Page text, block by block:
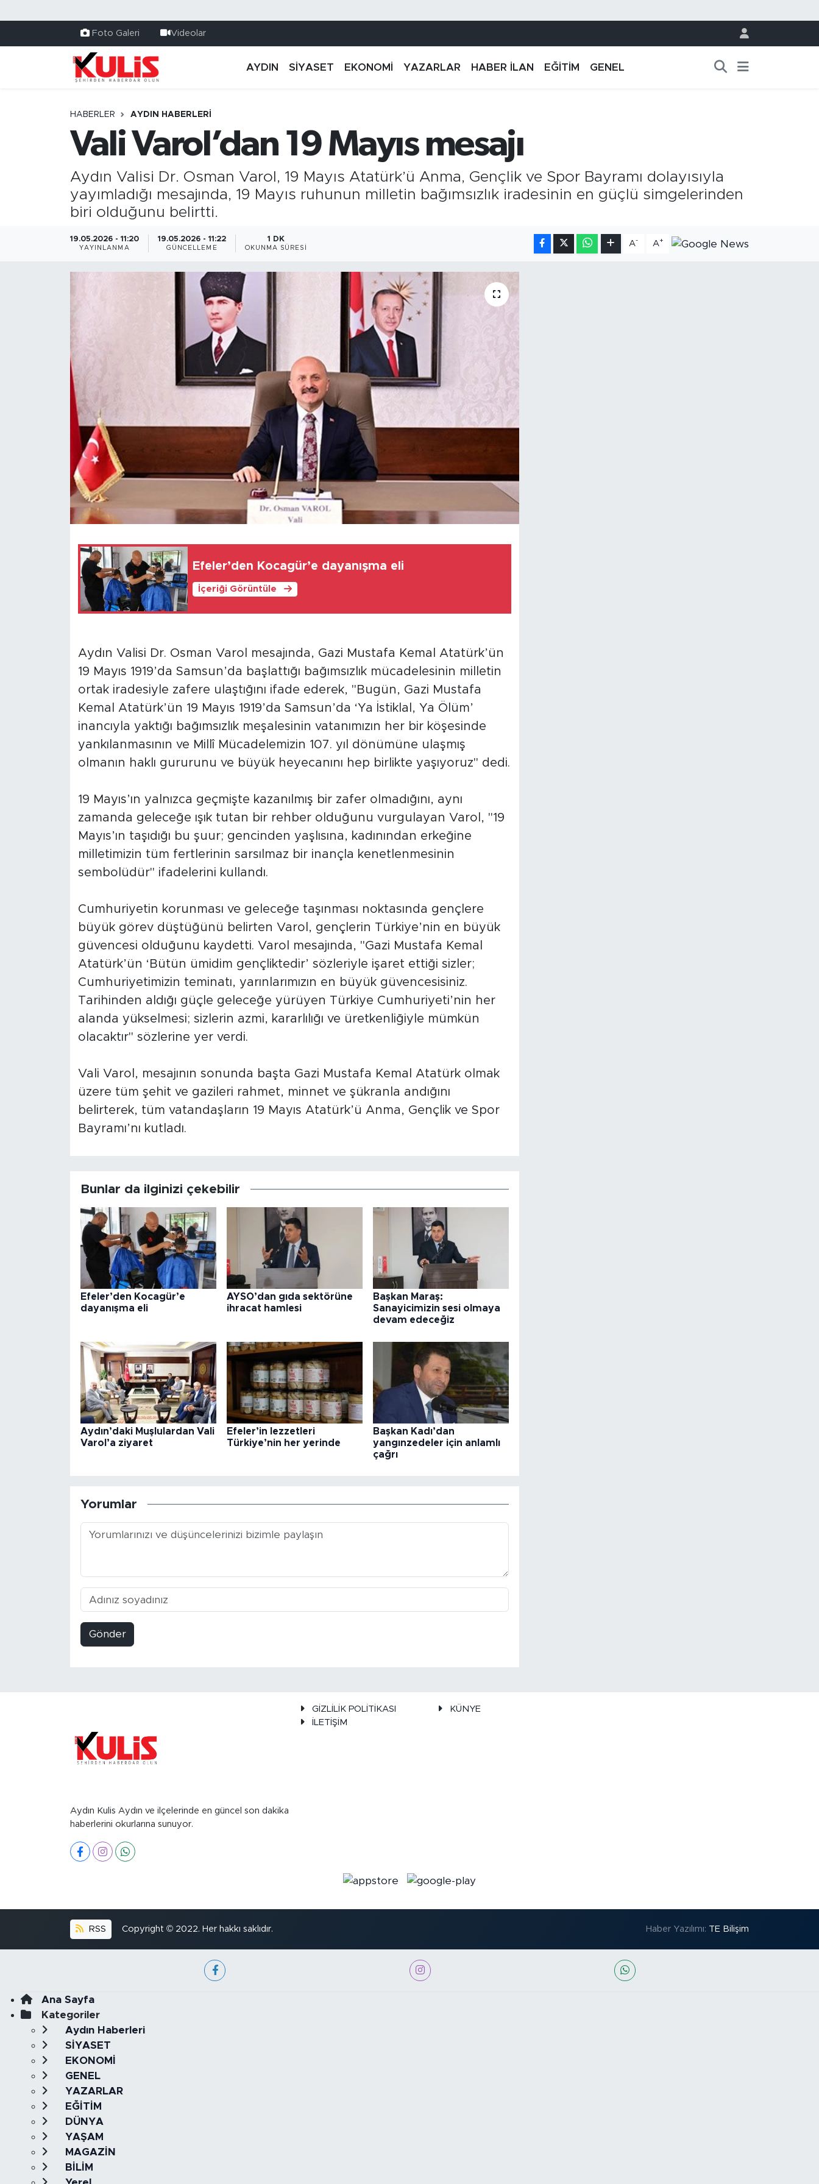
Foto Galeri Videolar
AYDIN SİYASET EKONOMİ YAZARLAR HABER İLAN EĞİTİM GENEL
HABERLER AYDIN HABERLERI
Vali Varol’dan 19 Mayıs mesajı
Aydın Valisi Dr. Osman Varol, 19 Mayıs Atatürk’ü Anma, Gençlik ve Spor Bayramı dolayısıyla
yayımladığı mesajında, 19 Mayıs ruhunun milletin bağımsızlık iradesinin en güçlü simgelerinden
biri olduğunu belirtti.
19.05.2026 - 11:20
YAYINLANMA
19.05.2026 - 11:22
GÜNCELLEME
1 DK
OKUNMA SÜRESI
A- A+
Efeler’den Kocagür’e dayanışma eli
İçeriği Görüntüle
Aydın Valisi Dr. Osman Varol mesajında, Gazi Mustafa Kemal Atatürk’ün
19 Mayıs 1919’da Samsun’da başlattığı bağımsızlık mücadelesinin milletin
ortak iradesiyle zafere ulaştığını ifade ederek, "Bugün, Gazi Mustafa
Kemal Atatürk’ün 19 Mayıs 1919’da Samsun’da ‘Ya İstiklal, Ya Ölüm’
inancıyla yaktığı bağımsızlık meşalesinin vatanımızın her bir köşesinde
yankılanmasının ve Millî Mücadelemizin 107. yıl dönümüne ulaşmış
olmanın haklı gururunu ve büyük heyecanını hep birlikte yaşıyoruz" dedi.
19 Mayıs’ın yalnızca geçmişte kazanılmış bir zafer olmadığını, aynı
zamanda geleceğe ışık tutan bir rehber olduğunu vurgulayan Varol, "19
Mayıs’ın taşıdığı bu şuur; gencinden yaşlısına, kadınından erkeğine
milletimizin tüm fertlerinin sarsılmaz bir inançla kenetlenmesinin
sembolüdür" ifadelerini kullandı.
Cumhuriyetin korunması ve geleceğe taşınması noktasında gençlere
büyük görev düştüğünü belirten Varol, gençlerin Türkiye’nin en büyük
güvencesi olduğunu kaydetti. Varol mesajında, "Gazi Mustafa Kemal
Atatürk’ün ‘Bütün ümidim gençliktedir’ sözleriyle işaret ettiği sizler;
Cumhuriyetimizin teminatı, yarınlarımızın en büyük güvencesisiniz.
Tarihinden aldığı güçle geleceğe yürüyen Türkiye Cumhuriyeti’nin her
alanda yükselmesi; sizlerin azmi, kararlılığı ve üretkenliğiyle mümkün
olacaktır" sözlerine yer verdi.
Vali Varol, mesajının sonunda başta Gazi Mustafa Kemal Atatürk olmak
üzere tüm şehit ve gazileri rahmet, minnet ve şükranla andığını
belirterek, tüm vatandaşların 19 Mayıs Atatürk’ü Anma, Gençlik ve Spor
Bayramı’nı kutladı.
Bunlar da ilginizi çekebilir
Efeler’den Kocagür’e
dayanışma eli
AYSO’dan gıda sektörüne
ihracat hamlesi
Başkan Maraş:
Sanayicimizin sesi olmaya
devam edeceğiz
Aydın’daki Muşlulardan Vali
Varol’a ziyaret
Efeler’in lezzetleri
Türkiye’nin her yerinde
Başkan Kadı’dan
yangınzedeler için anlamlı
çağrı
Yorumlar
Gönder
Aydın Kulis Aydın ve ilçelerinde en güncel son dakika
haberlerini okurlarına sunuyor.
GİZLİLİK POLİTİKASI
KÜNYE
İLETİŞİM
RSS Copyright © 2022. Her hakkı saklıdır. Haber Yazılımı: TE Bilişim
Ana Sayfa
Kategoriler
Aydın Haberleri
SİYASET
EKONOMİ
GENEL
YAZARLAR
EĞİTİM
DÜNYA
YAŞAM
MAGAZİN
BİLİM